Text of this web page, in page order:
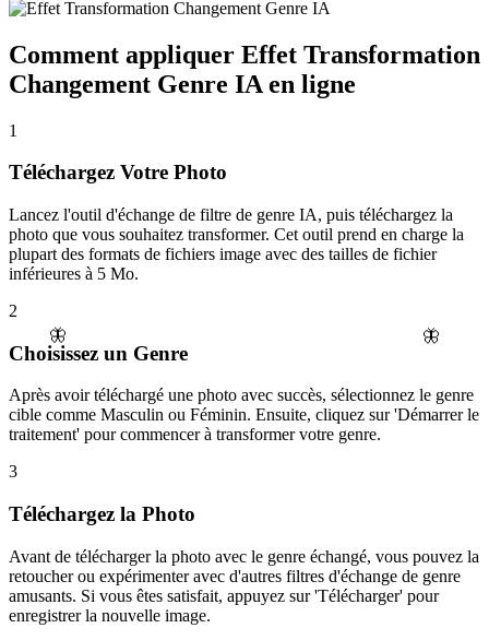
🦋 🦋
Comment appliquer Effet Transformation
Changement Genre IA en ligne
1
Téléchargez Votre Photo
Lancez l'outil d'échange de filtre de genre IA, puis téléchargez la
photo que vous souhaitez transformer. Cet outil prend en charge la
plupart des formats de fichiers image avec des tailles de fichier
inférieures à 5 Mo.
2
Choisissez un Genre
Après avoir téléchargé une photo avec succès, sélectionnez le genre
cible comme Masculin ou Féminin. Ensuite, cliquez sur 'Démarrer le
traitement' pour commencer à transformer votre genre.
3
Téléchargez la Photo
Avant de télécharger la photo avec le genre échangé, vous pouvez la
retoucher ou expérimenter avec d'autres filtres d'échange de genre
amusants. Si vous êtes satisfait, appuyez sur 'Télécharger' pour
enregistrer la nouvelle image.